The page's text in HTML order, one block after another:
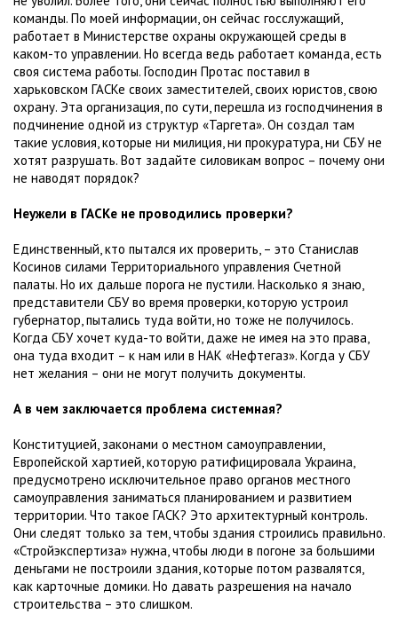
команды. По моей информации, он сейчас госслужащий,
работает в Министерстве охраны окружающей среды в
каком-то управлении. Но всегда ведь работает команда, есть
своя система работы. Господин Протас поставил в
харьковском ГАСКе своих заместителей, своих юристов, свою
охрану. Эта организация, по сути, перешла из господчинения в
подчинение одной из структур «Таргета». Он создал там
такие условия, которые ни милиция, ни прокуратура, ни СБУ не
хотят разрушать. Вот задайте силовикам вопрос – почему они
не наводят порядок?
Неужели в ГАСКе не проводились проверки?
Единственный, кто пытался их проверить, – это Станислав
Косинов силами Территориального управления Счетной
палаты. Но их дальше порога не пустили. Насколько я знаю,
представители СБУ во время проверки, которую устроил
губернатор, пытались туда войти, но тоже не получилось.
Когда СБУ хочет куда-то войти, даже не имея на это права,
она туда входит – к нам или в НАК «Нефтегаз». Когда у СБУ
нет желания – они не могут получить документы.
А в чем заключается проблема системная?
Конституцией, законами о местном самоуправлении,
Европейской хартией, которую ратифицировала Украина,
предусмотрено исключительное право органов местного
самоуправления заниматься планированием и развитием
территории. Что такое ГАСК? Это архитектурный контроль.
Они следят только за тем, чтобы здания строились правильно.
«Стройэкспертиза» нужна, чтобы люди в погоне за большими
деньгами не построили здания, которые потом развалятся,
как карточные домики. Но давать разрешения на начало
строительства – это слишком.